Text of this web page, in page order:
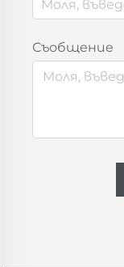
Съобщение